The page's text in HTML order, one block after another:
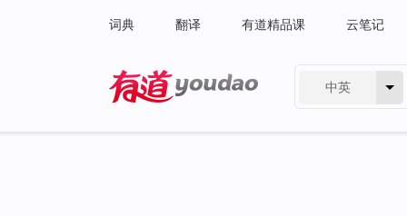
词典 翻译 有道精品课 云笔记
中英